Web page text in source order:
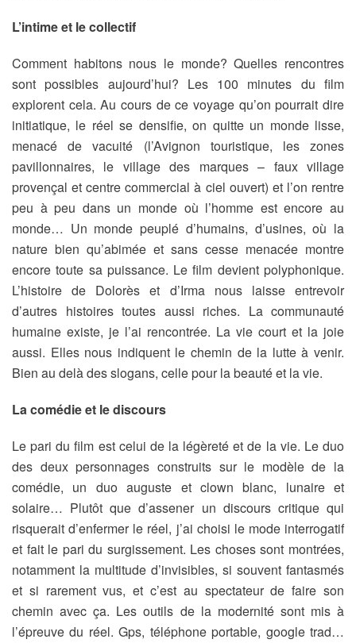
L’intime et le collectif
Comment habitons nous le monde? Quelles rencontres
sont possibles aujourd’hui? Les 100 minutes du film
explorent cela. Au cours de ce voyage qu’on pourrait dire
initiatique, le réel se densifie, on quitte un monde lisse,
menacé de vacuité (l’Avignon touristique, les zones
pavillonnaires, le village des marques – faux village
provençal et centre commercial à ciel ouvert) et l’on rentre
peu à peu dans un monde où l’homme est encore au
monde… Un monde peuplé d’humains, d’usines, où la
nature bien qu’abimée et sans cesse menacée montre
encore toute sa puissance. Le film devient polyphonique.
L’histoire de Dolorès et d’Irma nous laisse entrevoir
d’autres histoires toutes aussi riches. La communauté
humaine existe, je l’ai rencontrée. La vie court et la joie
aussi. Elles nous indiquent le chemin de la lutte à venir.
Bien au delà des slogans, celle pour la beauté et la vie.
La comédie et le discours
Le pari du film est celui de la légèreté et de la vie. Le duo
des deux personnages construits sur le modèle de la
comédie, un duo auguste et clown blanc, lunaire et
solaire… Plutôt que d’assener un discours critique qui
risquerait d’enfermer le réel, j’ai choisi le mode interrogatif
et fait le pari du surgissement. Les choses sont montrées,
notamment la multitude d’invisibles, si souvent fantasmés
et si rarement vus, et c’est au spectateur de faire son
chemin avec ça. Les outils de la modernité sont mis à
l’épreuve du réel. Gps, téléphone portable, google trad…